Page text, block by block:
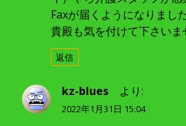
Faxが届くようになりまし
貴殿も気を付けて下さいま
返信
kz-blues より:
2022年1月31日 15:04